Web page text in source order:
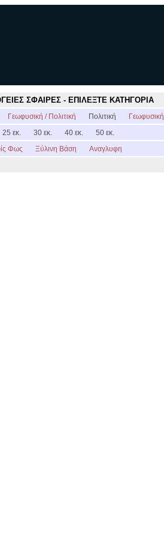
ΣΦΑΙΡΕΣ - ΕΠΙΛΕΞΤΕ ΚΑΤΗΓΟΡΙΑ
Γεωφυσική / Πολιτική Πολιτική Γεωφυσική
25 εκ. 30 εκ. 40 εκ.
50 εκ.
Φως Ξύλινη Βάση Αναγλυφη